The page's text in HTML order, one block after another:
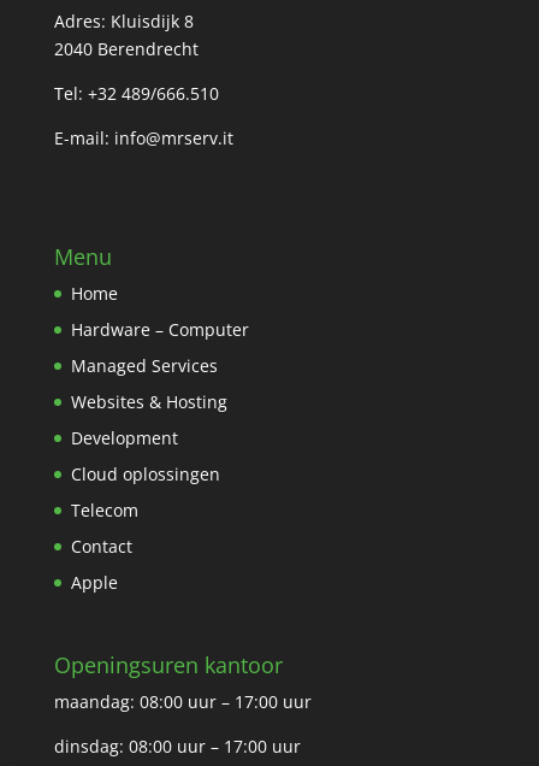
Adres: Kluisdijk 8
2040 Berendrecht
Tel: +32 489/666.510
E-mail: info@mrserv.it
Menu
Home
Hardware – Computer
Managed Services
Websites & Hosting
Development
Cloud oplossingen
Telecom
Contact
Apple
Openingsuren kantoor
maandag: 08:00 uur – 17:00 uur
dinsdag: 08:00 uur – 17:00 uur